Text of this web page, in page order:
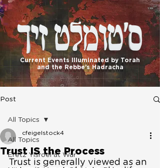
בס"ד
Current Events Illuminated by Torah
and the Rebbe's Hadracha
Post
All Topics
Eretz Yisroel at War
All Topics
Trust IS the Process
cfeigelstock4
Trust is generally viewed as an